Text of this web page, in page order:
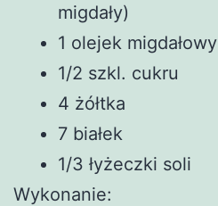
migdały)
1 olejek migdałowy
1/2 szkl. cukru
4 żółtka
7 białek
1/3 łyżeczki soli
Wykonanie: